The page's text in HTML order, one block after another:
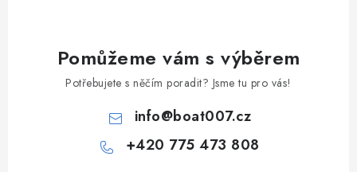
Pomůžeme vám s výběrem
Potřebujete s něčím poradit? Jsme tu pro vás!
info@boat007.cz
+420 775 473 808